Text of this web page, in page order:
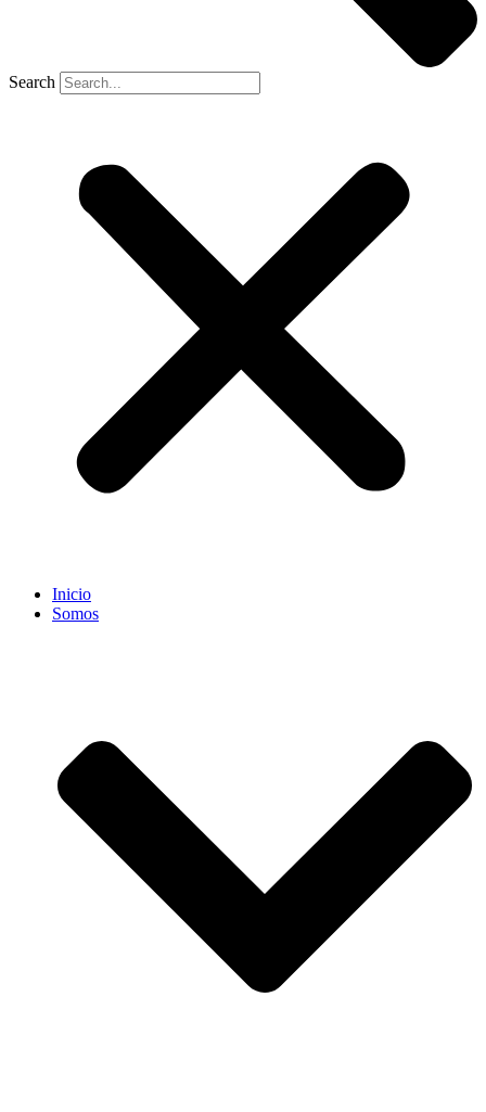
Search
Inicio
Somos